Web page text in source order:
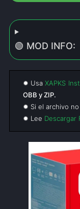
🟢 MOD INFO:
✹ UsaXAPKS
OBB y ZIP.
✹ Si el archivo
✹ Lee Descargar